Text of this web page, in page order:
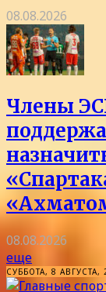
08.08.2026
Члены
08.08.2026
еще
СУББОТА, 8 АВГУСТА,